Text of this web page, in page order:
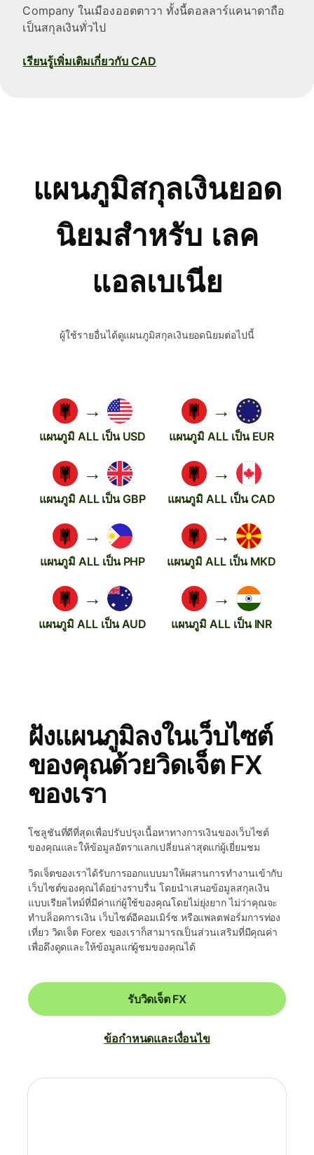
Company ในเมืองออตตาวา ทั้งนี้ดอลลาร์แคนาดาถือ
เป็นสกุลเงินทั่วไป
เรียนรู้เพิ่มเติมเกี่ยวกับ CAD
แผนภูมิสกุลเงินยอด
นิยมสำหรับ เลค
แอลเบเนีย
ผู้ใช้รายอื่นได้ดูแผนภูมิสกุลเงินยอดนิยมต่อไปนี้
→
แผนภูมิ ALL เป็น USD
→
แผนภูมิ ALL เป็น EUR
→
แผนภูมิ ALL เป็น GBP
→
แผนภูมิ ALL เป็น CAD
→
แผนภูมิ ALL เป็น PHP
→
แผนภูมิ ALL เป็น MKD
→
แผนภูมิ ALL เป็น AUD
→
แผนภูมิ ALL เป็น INR
ฝังแผนภูมิลงในเว็บไซต์
ของคุณด้วยวิดเจ็ต FX
ของเรา
โซลูชันที่ดีที่สุดเพื่อปรับปรุงเนื้อหาทางการเงินของเว็บไซต์
ของคุณและให้ข้อมูลอัตราแลกเปลี่ยนล่าสุดแก่ผู้เยี่ยมชม
วิดเจ็ตของเราได้รับการออกแบบมาให้ผสานการทำงานเข้ากับ
เว็บไซต์ของคุณได้อย่างราบรื่น โดยนำเสนอข้อมูลสกุลเงิน
แบบเรียลไทม์ที่มีค่าแก่ผู้ใช้ของคุณโดยไม่ยุ่งยาก ไม่ว่าคุณจะ
ทำบล็อคการเงิน เว็บไซต์อีคอมเมิร์ซ หรือแพลตฟอร์มการท่อง
เที่ยว วิดเจ็ต Forex ของเราก็สามารถเป็นส่วนเสริมที่มีคุณค่า
เพื่อดึงดูดและให้ข้อมูลแก่ผู้ชมของคุณได้
รับวิดเจ็ต FX
ข้อกำหนดและเงื่อนไข